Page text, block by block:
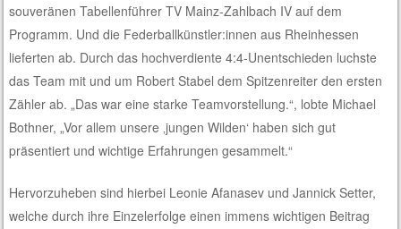
souveränen Tabellenführer TV Mainz-Zahlbach IV auf dem
Programm. Und die Federballkünstler:innen aus Rheinhessen
lieferten ab. Durch das hochverdiente 4:4-Unentschieden luchste
das Team mit und um Robert Stabel dem Spitzenreiter den ersten
Zähler ab. „Das war eine starke Teamvorstellung.“, lobte Michael
Bothner, „Vor allem unsere ‚jungen Wilden‘ haben sich gut
präsentiert und wichtige Erfahrungen gesammelt.“
Hervorzuheben sind hierbei Leonie Afanasev und Jannick Setter,
welche durch ihre Einzelerfolge einen immens wichtigen Beitrag